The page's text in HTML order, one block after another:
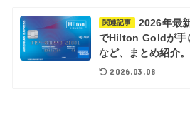
関連記事
2026年最
でHilton Goldが手
など、まとめ紹介。
2026.03.08